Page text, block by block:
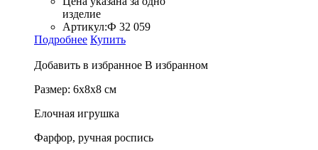
изделие
Артикул:Ф 32 059
Подробнее Купить
Добавить в избранное В избранном
Размер: 6x8x8 см
Елочная игрушка
Фарфор, ручная роспись